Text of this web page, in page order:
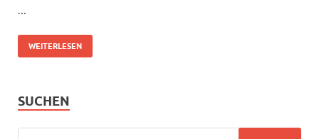
WEITERLESEN
SUCHEN